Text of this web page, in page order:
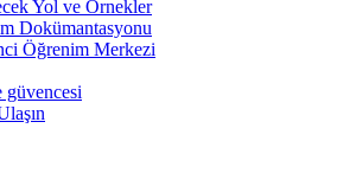
Yol ve Örnekler
Dokümantasyonu
Öğrenim Merkezi
güvencesi